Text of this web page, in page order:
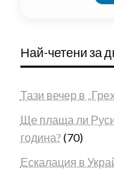
Най-четени за
Тази вечер в
Ще плаща ли
година? (70)
Ескалация в